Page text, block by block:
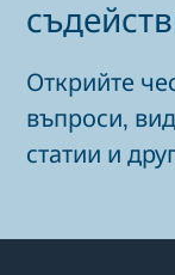
Открийте
въпроси,
статии и